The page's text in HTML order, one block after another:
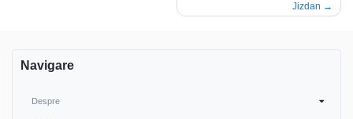
Jizdan
Navigare
Despre